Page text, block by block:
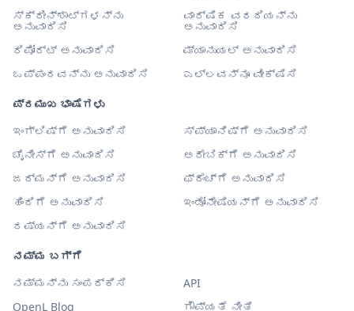
ಸ್ಕ್ರೀನ್‌ಶಾಟ್‌ಗಳನ್ನು
ಅನುವಾದಿಸಿ
ವಾರ್ಷಿಕ ವರದಿಯನ್ನು
ಅನುವಾದಿಸಿ
ರಿಪೋರ್ಟ್ ಅನುವಾದಿಸಿ
ಮ್ಯಾನುಯಲ್ ಅನುವಾದಿಸಿ
ಒಪ್ಪಂದವನ್ನು ಅನುವಾದಿಸಿ
ಎಲ್ಲವನ್ನೂ ವೀಕ್ಷಿಸಿ
ಪ್ರಮುಖ ಭಾಷೆಗಳು
ಇಂಗ್ಲಿಷ್‌ಗೆ ಅನುವಾದಿಸಿ
ಸ್ಪ್ಯಾನಿಷ್‌ಗೆ ಅನುವಾದಿಸಿ
ಚೈನೀಸ್‌ಗೆ ಅನುವಾದಿಸಿ
ಅರೇಬಿಕ್‌ಗೆ ಅನುವಾದಿಸಿ
ಜರ್ಮನ್‌ಗೆ ಅನುವಾದಿಸಿ
ಫ್ರೆಂಚ್‌ಗೆ ಅನುವಾದಿಸಿ
ಹಿಂದಿಗೆ ಅನುವಾದಿಸಿ
ಇಂಡೋನೇಷಿಯನ್‌ಗೆ ಅನುವಾದಿಸಿ
ರಷ್ಯನ್‌ಗೆ ಅನುವಾದಿಸಿ
ನಮ್ಮ ಬಗ್ಗೆ
ನಮ್ಮನ್ನು ಸಂಪರ್ಕಿಸಿ
API
OpenL Blog
ಗೌಪ್ಯತೆ ನೀತಿ